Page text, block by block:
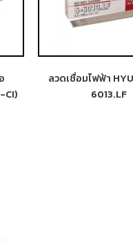
CI)
ลวดเชื่อมไฟฟ้า
6013.LF